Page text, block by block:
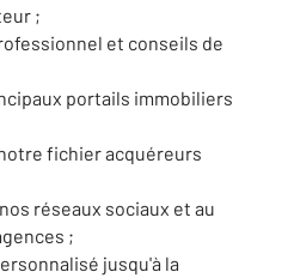
;
et conseils de
portails immobiliers
fichier acquéreurs
réseaux sociaux et au
;
jusqu'à la